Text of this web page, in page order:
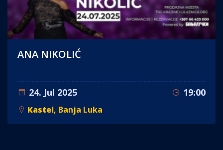
ANA NIKOLIĆ
24. Jul 2025 19:00
Kastel, Banja Luka